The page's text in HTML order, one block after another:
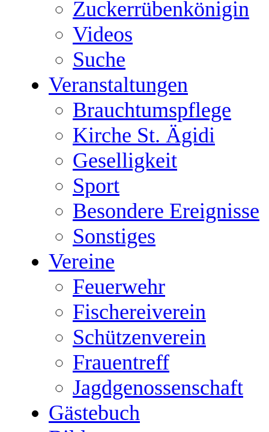
Zuckerrübenkönigin
Videos
Suche
Veranstaltungen
Brauchtumspflege
Kirche St. Ägidi
Geselligkeit
Sport
Besondere Ereignisse
Sonstiges
Vereine
Feuerwehr
Fischereiverein
Schützenverein
Frauentreff
Jagdgenossenschaft
Gästebuch